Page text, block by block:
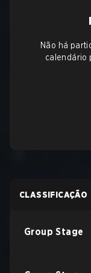
Não há
calendário
CLASSIFICAÇÃO
Group Stage